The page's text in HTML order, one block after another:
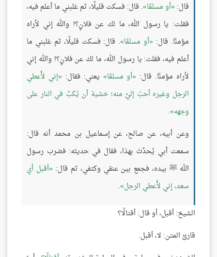
قال: أو مسلمًا . قال: فسكت قليلًا، ثم غلبني ما أعلم فيه،
فقلت: يا رسول الله، ما لك عن فلانٍ؟! والله إني لأراه
مؤمنًا. قال: أو مسلمًا . قال: فسكت قليلًا، ثم غلبني ما
أعلم فيه، فقلت: يا رسول الله، ما لك عن فلانٍ؟! والله إني
لأراه مؤمنًا. قال: أو مسلمًا يعني: فقال: إني لأُعطي
الرجل وغيره أحبّ إليَّ منه؛ خشية أن يُكبَّ في النار على
وجهه .
وعن أبيه، عن صالح، عن إسماعيل بن محمد أنه قال:
سمعت أبي يُحدِّث بهذا، فقال في حديثه: فضرب رسول
الله ﷺ بيده، فجمع بين عنقي وكتفي، ثم قال: أقبل أي
سعد، إني لأُعطي الرجل .
الشيخ: أقبل، أو قال: أقتالًا؟
قارئ المتن: لا، أقبل.